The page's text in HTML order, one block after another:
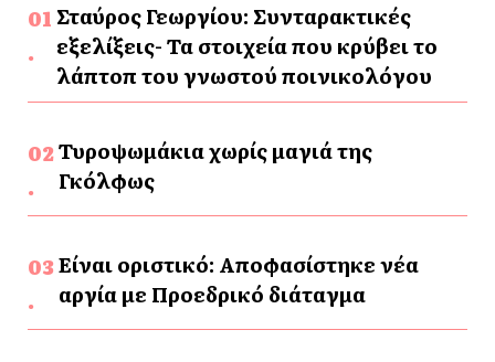
Σταύρος Γεωργίου: Συνταρακτικές
εξελίξεις- Τα στοιχεία που κρύβει το
λάπτοπ του γνωστού ποινικολόγου
Τυροψωμάκια χωρίς μαγιά της
Γκόλφως
Είναι οριστικό: Αποφασίστηκε νέα
αργία με Προεδρικό διάταγμα